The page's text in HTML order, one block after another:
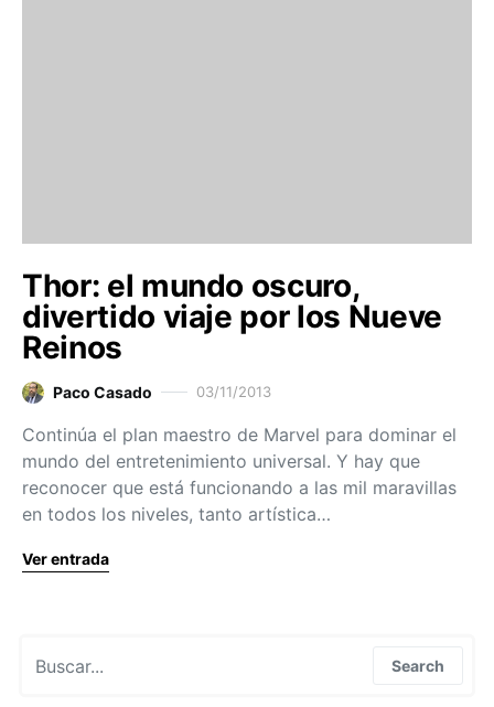
Thor: el mundo oscuro,
divertido viaje por los Nueve
Reinos
Paco Casado 03/11/2013
Continúa el plan maestro de Marvel para dominar el
mundo del entretenimiento universal. Y hay que
reconocer que está funcionando a las mil maravillas
en todos los niveles, tanto artística…
Ver entrada
Search